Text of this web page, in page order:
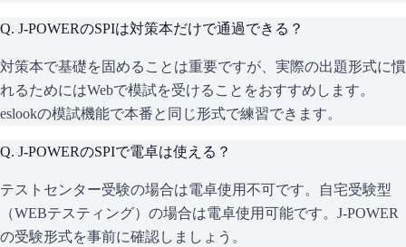
Q. J-POWERのSPIは対策本だけで通過できる？
対策本で基礎を固めることは重要ですが、実際の出題形式に慣
れるためにはWebで模試を受けることをおすすめします。
eslookの模試機能で本番と同じ形式で練習できます。
Q. J-POWERのSPIで電卓は使える？
テストセンター受験の場合は電卓使用不可です。自宅受験型
（WEBテスティング）の場合は電卓使用可能です。J-POWER
の受験形式を事前に確認しましょう。